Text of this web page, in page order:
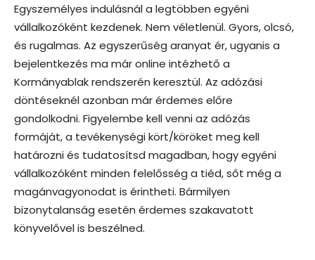
Egyszemélyes indulásnál a legtöbben egyéni
vállalkozóként kezdenek. Nem véletlenül. Gyors, olcsó,
és rugalmas. Az egyszerűség aranyat ér, ugyanis a
bejelentkezés ma már online intézhető a
Kormányablak rendszerén keresztül. Az adózási
döntéseknél azonban már érdemes előre
gondolkodni. Figyelembe kell venni az adózás
formáját, a tevékenységi kört/köröket meg kell
határozni és tudatosítsd magadban, hogy egyéni
vállalkozóként minden felelősség a tiéd, sőt még a
magánvagyonodat is érintheti. Bármilyen
bizonytalanság esetén érdemes szakavatott
könyvelővel is beszélned.